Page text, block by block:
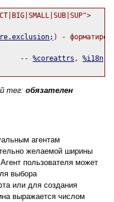
) -
--
%coreattrs , %i18n
тег: обязателен
агентам
желаемой ширины
пользователя может
выбора
или для создания
выражается числом